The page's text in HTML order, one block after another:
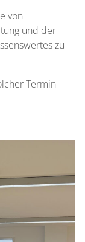
von
und der
zu
Termin